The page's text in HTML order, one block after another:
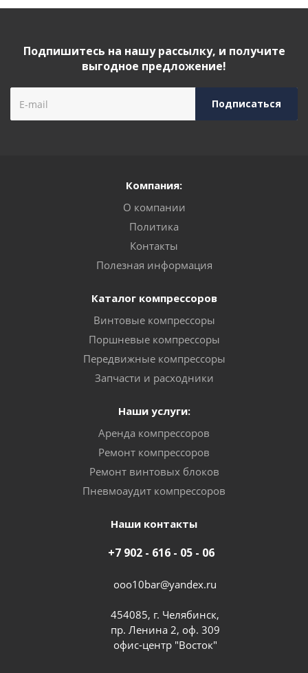
Подпишитесь на нашу рассылку, и получите
выгодное предложение!
Компания:
О компании
Политика
Контакты
Полезная информация
Каталог компрессоров
Винтовые компрессоры
Поршневые компрессоры
Передвижные компрессоры
Запчасти и расходники
Наши услуги:
Аренда компрессоров
Ремонт компрессоров
Ремонт винтовых блоков
Пневмоаудит компрессоров
Наши контакты
+7 902 - 616 - 05 - 06
ooo10bar@yandex.ru
454085, г. Челябинск,
пр. Ленина 2, оф. 309
офис-центр "Восток"